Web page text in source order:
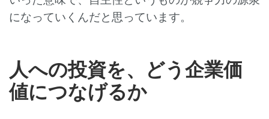
になっていくんだと思っています。
人への投資を、どう企業価
値につなげるか